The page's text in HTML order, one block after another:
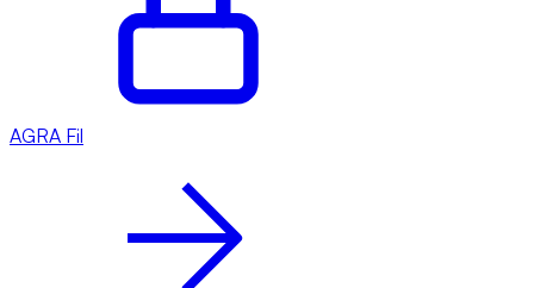
AGRA Fil